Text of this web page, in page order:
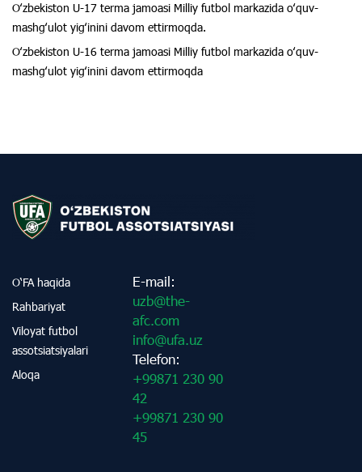
Oʻzbekiston U-17 terma jamoasi Milliy futbol markazida oʻquv-
mashgʻulot yigʻinini davom ettirmoqda.
Oʻzbekiston U-16 terma jamoasi Milliy futbol markazida oʻquv-
mashgʻulot yigʻinini davom ettirmoqda
O‘FA haqida
Rahbariyat
Viloyat futbol
assotsiatsiyalari
Aloqa
E-mail:
uzb@the-
afc.com
info@ufa.uz
Telefon:
+99871 230 90
42
+99871 230 90
45